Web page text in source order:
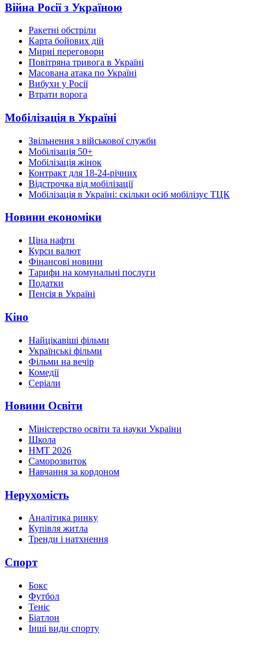
Війна Росії з Україною
Ракетні обстріли
Карта бойових дій
Мирні переговори
Повітряна тривога в Україні
Масована атака по Україні
Вибухи у Росії
Втрати ворога
Мобілізація в Україні
Звільнення з військової служби
Мобілізація 50+
Мобілізація жінок
Контракт для 18-24-річних
Відстрочка від мобілізації
Мобілізація в Україні: скільки осіб мобілізує ТЦК
Новини економіки
Ціна нафти
Курси валют
Фінансові новини
Тарифи на комунальні послуги
Податки
Пенсія в Україні
Кіно
Найцікавіші фільми
Українські фільми
Фільми на вечір
Комедії
Серіали
Новини Освіти
Міністерство освіти та науки України
Школа
НМТ 2026
Саморозвиток
Навчання за кордоном
Нерухомість
Аналітика ринку
Купівля житла
Тренди і натхнення
Спорт
Бокс
Футбол
Теніс
Біатлон
Інші види спорту